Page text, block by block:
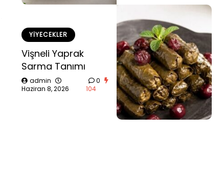
YIYECEKLER
Vişneli Yaprak
Sarma Tanımı
admin
Haziran 8, 2026
0
104